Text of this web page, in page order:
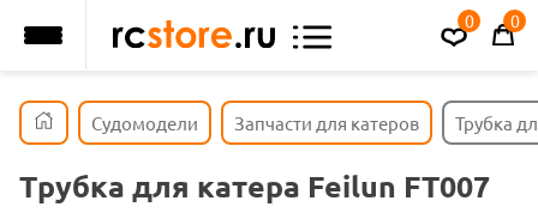
0 0
Судомодели Запчасти для катеров Трубка
Трубка для катера Feilun FT007